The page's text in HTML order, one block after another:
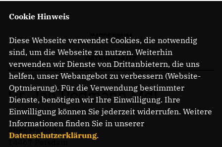
IMPRESSUM
Dr. Jan Redmann MdL
Alter Markt 1
Cookie Hinweis
Diese Webseite verwendet Cookies, die notwendig
sind, um die Webseite zu nutzen. Weiterhin
verwenden wir Dienste von Drittanbietern, die uns
helfen, unser Webangebot zu verbessern (Website-
Optmierung). Für die Verwendung bestimmter
Dienste, benötigen wir Ihre Einwilligung. Ihre
Einwilligung können Sie jederzeit widerrufen. Weitere
Informationen finden Sie in unserer
Datenschutzerklärung.